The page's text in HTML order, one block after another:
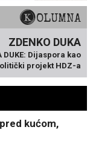
KOLUMNA
ZDENKO DUKA
DUKE: Dijaspora kao
projekt HDZ-a
pred kućom,